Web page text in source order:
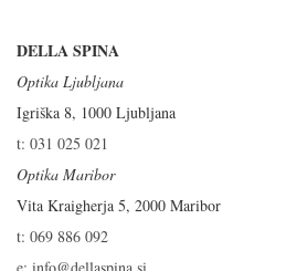
DELLA SPINA
Optika Ljubljana
Igriška 8, 1000 Ljubljana
t: 031 025 021
Optika Maribor
Vita Kraigherja 5, 2000 Maribor
t: 069 886 092